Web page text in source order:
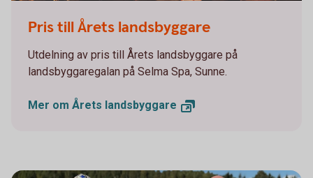
Pris till Årets landsbyggare
Utdelning av pris till Årets landsbyggare på
landsbyggaregalan på Selma Spa, Sunne.
Mer om Årets landsbyggare